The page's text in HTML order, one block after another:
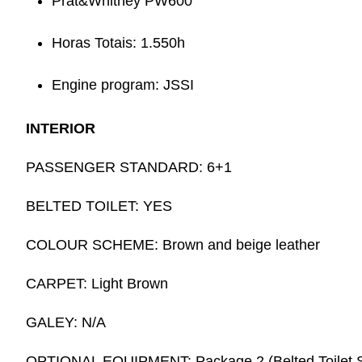
Horas Totais: 1.550h
Engine program: JSSI
INTERIOR
PASSENGER STANDARD: 6+1
BELTED TOILET: YES
COLOUR SCHEME: Brown and beige leather
CARPET: Light Brown
GALEY: N/A